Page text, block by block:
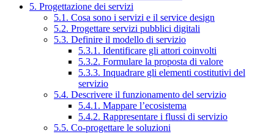
5. Progettazione dei servizi
5.1. Cosa sono i servizi e il service design
5.2. Progettare servizi pubblici digitali
5.3. Definire il modello di servizio
5.3.1. Identificare gli attori coinvolti
5.3.2. Formulare la proposta di valore
5.3.3. Inquadrare gli elementi costitutivi del
servizio
5.4. Descrivere il funzionamento del servizio
5.4.1. Mappare l’ecosistema
5.4.2. Rappresentare i flussi di servizio
5.5. Co-progettare le soluzioni